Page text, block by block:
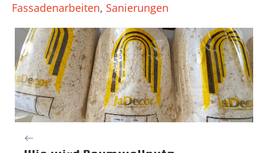
Fassadenarbeiten, Sanierungen